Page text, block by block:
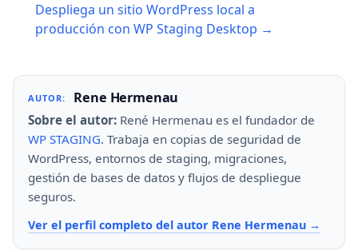
navigation
Despliega un sitio WordPress local a
producción con WP Staging Desktop →
AUTOR: Rene Hermenau
Sobre el autor: René Hermenau es el fundador de
WP STAGING. Trabaja en copias de seguridad de
WordPress, entornos de staging, migraciones,
gestión de bases de datos y flujos de despliegue
seguros.
Ver el perfil completo del autor Rene Hermenau